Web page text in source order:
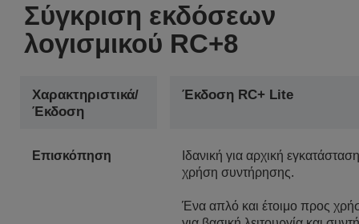
Σύγκριση εκδόσεων
λογισμικού RC+8
Χαρακτηριστικά/
Έκδοση
Έκδοση RC+ Lite
Επισκόπηση
Ιδανική για αρχική
χρήση συντήρησης.
Ένα απλό και έτοιμο προς